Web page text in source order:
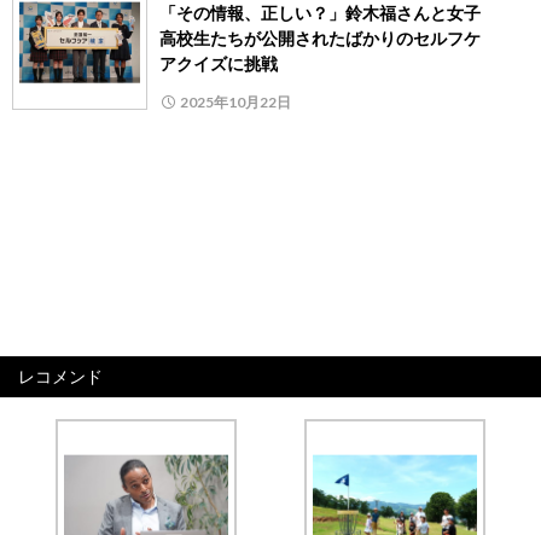
「その情報、正しい？」鈴木福さんと女子
高校生たちが公開されたばかりのセルフケ
アクイズに挑戦
2025年10月22日
レコメンド